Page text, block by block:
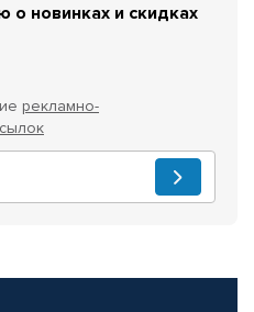
новинках и скидках
рекламно-